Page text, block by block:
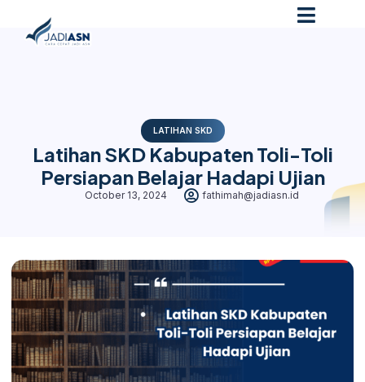
LATIHAN SKD
Latihan SKD Kabupaten Toli-Toli
Persiapan Belajar Hadapi Ujian
October 13, 2024 fathimah@jadiasn.id